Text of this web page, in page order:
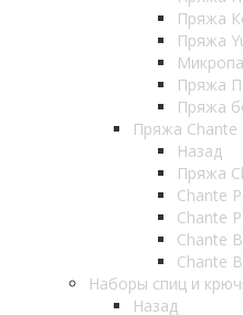
Пряжа
Пряжа
Пряжа
Пряжа
Пряжа Chante
Назад
Пряжа
Chante
Chante
Chante
Chante
Наборы спиц и
Назад